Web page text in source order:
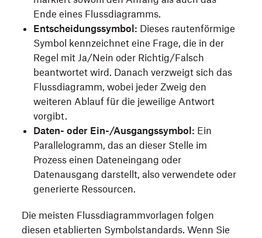
Ende eines Flussdiagramms.
Entscheidungssymbol: Dieses rautenförmige
Symbol kennzeichnet eine Frage, die in der
Regel mit Ja/Nein oder Richtig/Falsch
beantwortet wird. Danach verzweigt sich das
Flussdiagramm, wobei jeder Zweig den
weiteren Ablauf für die jeweilige Antwort
vorgibt.
Daten- oder Ein-/Ausgangssymbol: Ein
Parallelogramm, das an dieser Stelle im
Prozess einen Dateneingang oder
Datenausgang darstellt, also verwendete oder
generierte Ressourcen.
Die meisten Flussdiagrammvorlagen folgen
diesen etablierten Symbolstandards. Wenn Sie